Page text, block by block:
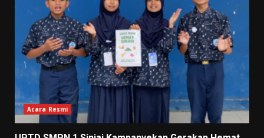
Acara Resmi